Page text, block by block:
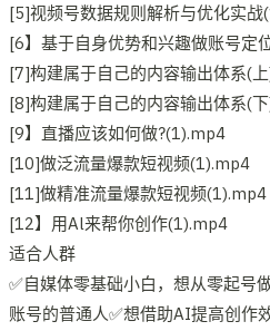
[5]视频号数据规则解析与优化实战
[6】基于自身优势和兴趣做账号定
[7]构建属于自己的内容输出体系(
[8]构建属于自己的内容输出体系(
[9】直播应该如何做?(1).mp4
[10]做泛流量爆款短视频(1).mp4
[11]做精准流量爆款短视频(1).mp4
[12】用Al来帮你创作(1).mp4
适合人群
✅自媒体零基础小白，想从零起号
账号的普通人✅想借助AI提高创作